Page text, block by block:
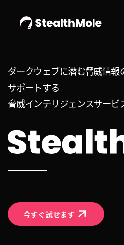
ダークウェブに潜む脅威情報
サポートする
脅威インテリジェンスサービ
今すぐ試せます